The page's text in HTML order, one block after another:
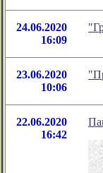
24.06.2020
16:09
23.06.2020
10:06
22.06.2020
16:42